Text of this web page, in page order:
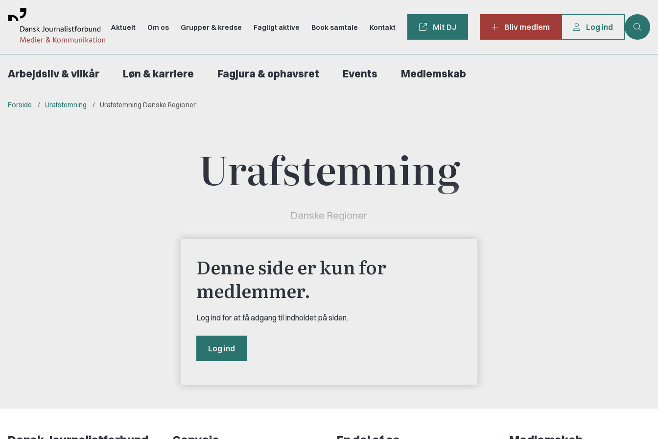
Aktuelt Om os Grupper & kredse Fagligt aktive Book samtale Kontakt Mit DJ Bliv medlem Log ind
Arbejdsliv & vilkår Løn & karriere Fagjura & ophavsret Events Medlemskab
Forside Urafstemning Urafstemning Danske Regioner
Urafstemning
Danske Regioner
Denne side er kun for
medlemmer.
Log ind for at få adgang til indholdet på siden.
Log ind